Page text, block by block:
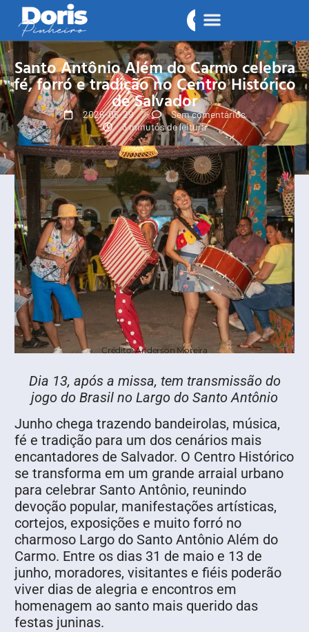
Santo Antônio Além do Carmo celebra
fé, forró e tradição no Centro Histórico
de Salvador
2026-05-29
Sem comentários
3 minutos de leitura
Crédito: Anderson Moreira
Dia 13, após a missa, tem transmissão do
jogo do Brasil no Largo do Santo Antônio
Junho chega trazendo bandeirolas, música,
fé e tradição para um dos cenários mais
encantadores de Salvador. O Centro Histórico
se transforma em um grande arraial urbano
para celebrar Santo Antônio, reunindo
devoção popular, manifestações artísticas,
cortejos, exposições e muito forró no
charmoso Largo do Santo Antônio Além do
Carmo. Entre os dias 31 de maio e 13 de
junho, moradores, visitantes e fiéis poderão
viver dias de alegria e encontros em
homenagem ao santo mais querido das
festas juninas.